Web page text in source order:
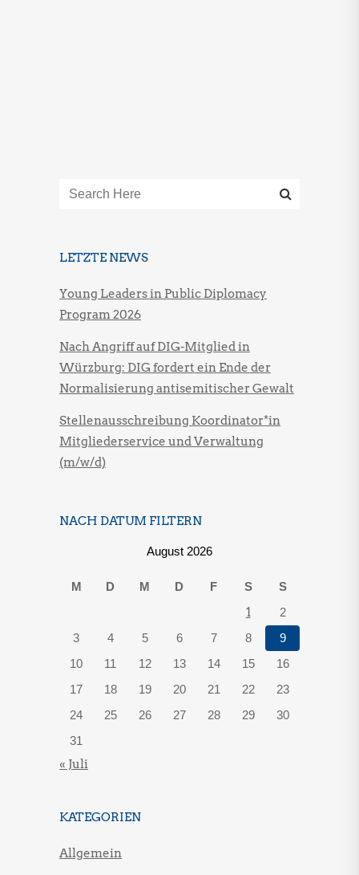
LETZTE NEWS
Young Leaders in Public Diplomacy
Program 2026
Nach Angriff auf DIG-Mitglied in
Würzburg: DIG fordert ein Ende der
Normalisierung antisemitischer Gewalt
Stellenausschreibung Koordinator*in
Mitgliederservice und Verwaltung
(m/w/d)
NACH DATUM FILTERN
August 2026
M D M D F S S
1
2
3
4 5 6 7 8
9
10
11 12 13 14 15
16
17
18 19 20 21 22
23
24
25 26 27 28 29
30
31
« Juli
KATEGORIEN
Allgemein